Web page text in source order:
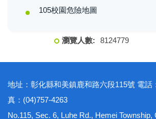
105校園危險地圖
8124779
地址：彰化縣和美鎮鹿和路六段115號 電話
真：(04)757-4263
No.115, Sec. 6, Luhe Rd., Hemei Township,